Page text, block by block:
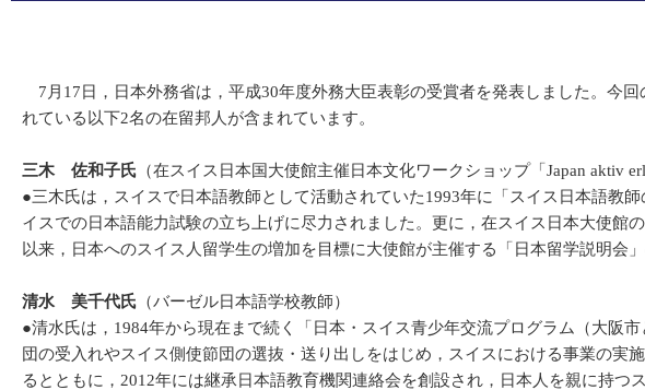
7月17日，日本外務省は，平成30年度外務大臣表彰の受賞者を発表しました。今
れている以下2名の在留邦人が含まれています。
三木 佐和子氏 （在スイス日本国大使館主催日本文化ワークショップ「Japan aktiv
●三木氏は，スイスで日本語教師として活動されていた1993年に「スイス日本語教
イスでの日本語能力試験の立ち上げに尽力されました。更に，在スイス日本大使
以来，日本へのスイス人留学生の増加を目標に大使館が主催する「日本留学説明会
清水 美千代氏 （バーゼル日本語学校教師）
●清水氏は，1984年から現在まで続く「日本・スイス青少年交流プログラム（大阪
団の受入れやスイス側使節団の選抜・送り出しをはじめ，スイスにおける事業の
るとともに，2012年には継承日本語教育機関連絡会を創設され，日本人を親に持つ